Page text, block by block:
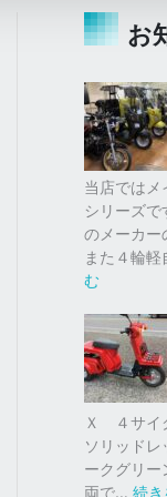
お
当店ではメ
シリーズ
のメーカー
また４輪
む:
ャ
イ
ロ
以
の
バ
イ
Ｘ ４サイ
ソリッド
ークグリー
両で… 続